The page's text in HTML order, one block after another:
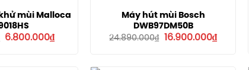
mùi Malloca
Giá
6.800.000₫Giá
hiện
Máy hút mùi Bosch
DWB97DM50B
24.890.000₫ Giá
16.900.000₫Giá
hiện